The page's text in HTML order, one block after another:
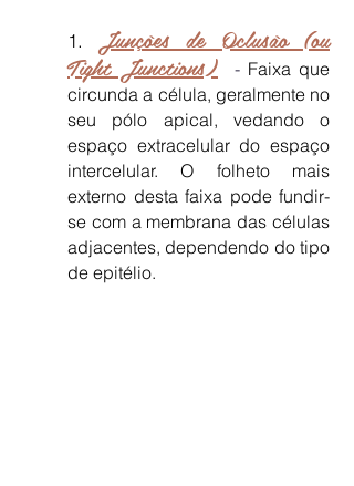
1. Junções de Oclusão (ou
Tight Junctions) - Faixa que
circunda a célula, geralmente no
seu pólo apical, vedando o
espaço extracelular do espaço
intercelular. O folheto mais
externo desta faixa pode fundir-
se com a membrana das células
adjacentes, dependendo do tipo
de epitélio.